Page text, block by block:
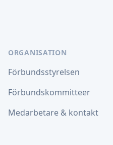
ORGANISATION
Förbundsstyrelsen
Förbundskommitteer
Medarbetare & kontakt